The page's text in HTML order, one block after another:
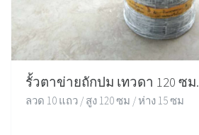
รั้วตาข่ายถักปม เทวดา 120 ซม.
ลวด 10 แถว / สูง 120 ซม / ห่าง 15 ซม